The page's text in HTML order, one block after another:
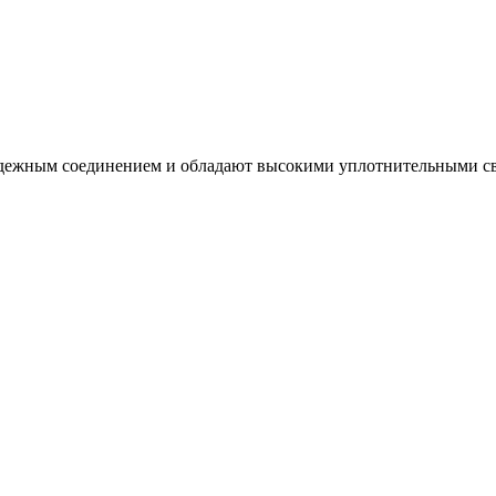
соединением и обладают высокими уплотнительными